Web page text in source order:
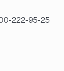
222-95-25